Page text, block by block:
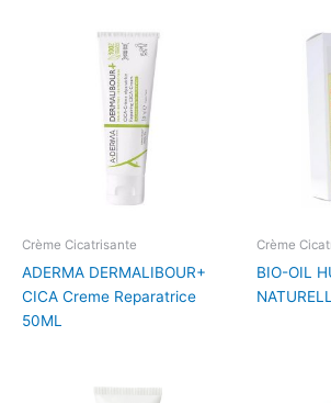
Crème Cicatrisante
ADERMA DERMALIBOUR+
CICA Creme Reparatrice
50ML
Crème
BIO-OIL